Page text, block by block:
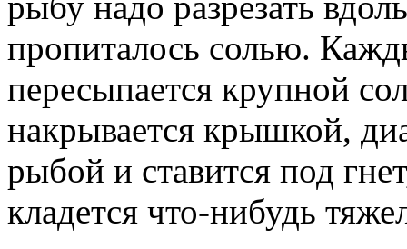
пропиталось солью.
пересыпается крупной
накрывается крышкой,
рыбой и ставится под
кладется что-нибудь